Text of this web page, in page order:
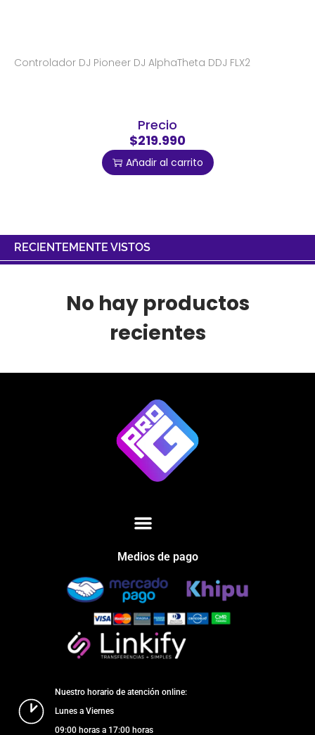
Controlador DJ Pioneer DJ AlphaTheta DDJ FLX2
Precio
$219.990
Añadir al carrito
RECIENTEMENTE VISTOS
No hay productos
recientes
Medios de pago
Nuestro horario de atención online:
Lunes a Viernes
09:00 horas a 17:00 horas